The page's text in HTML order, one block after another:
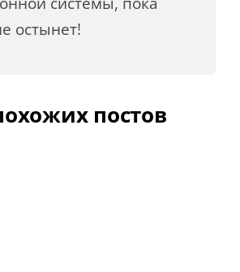
остынет!
постов